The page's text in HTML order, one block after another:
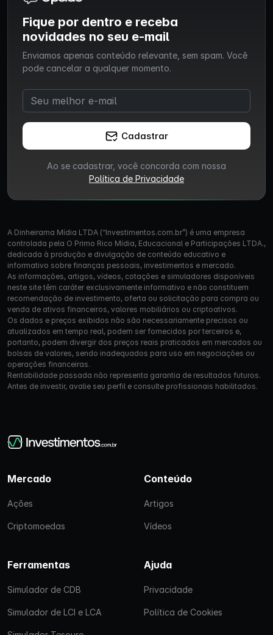
Fique por dentro e receba
novidades no seu e-mail
Enviamos apenas conteúdo relevante, sem spam. Você
pode cancelar a qualquer momento.
Cadastrar
Ao se cadastrar, você concorda com nossa
Política de Privacidade
A Dinheirama Mídia LTDA (“Investimentos.com.br”) é uma empresa
controlada pela O Primo Rico Mídia, Educacional e Participações LTDA.,
dedicada à produção e divulgação de conteúdo educativo e
informativo sobre finanças pessoais, investimentos e mercado.
As informações, artigos, vídeos, cotações e simuladores disponíveis
neste site têm caráter exclusivamente informativo e não constituem
recomendação de investimento, oferta ou solicitação para compra ou
venda de ativos financeiros, valores mobiliários ou criptoativos.
Os dados e preços exibidos não são necessariamente precisos ou
atualizados em tempo real, podem ser fornecidos por terceiros e,
portanto, podem divergir dos preços reais praticados em mercados ou
bolsas de valores, sendo inadequados para uso em negociações ou
operações financeiras.
Rentabilidade passada não representa garantia de resultados futuros.
Antes de investir, avalie seu perfil e consulte profissionais habilitados.
Mercado
Ações
Criptomoedas
Conteúdo
Artigos
Vídeos
Ferramentas
Simulador de CDB
Simulador de LCI e LCA
Ajuda
Privacidade
Política de Cookies